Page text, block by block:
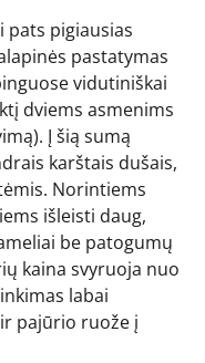
pats pigiausias
pastatymas
vidutiniškai
dviems asmenims
Į šią sumą
karštais dušais,
Norintiems
išleisti daug,
be patogumų
kaina svyruoja nuo
labai
pajūrio ruože į